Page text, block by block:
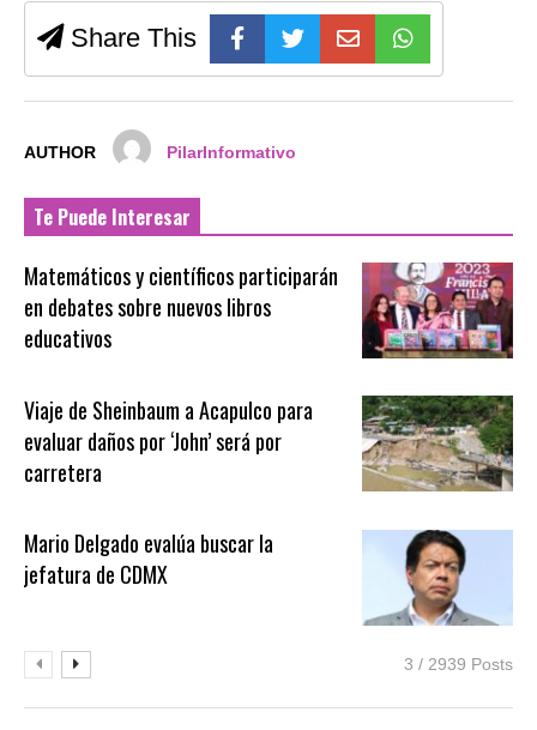
Share This
AUTHOR PilarInformativo
Te Puede Interesar
Matemáticos y científicos participarán
en debates sobre nuevos libros
educativos
Viaje de Sheinbaum a Acapulco para
evaluar daños por ‘John’ será por
carretera
Mario Delgado evalúa buscar la
jefatura de CDMX
3 / 2939 Posts